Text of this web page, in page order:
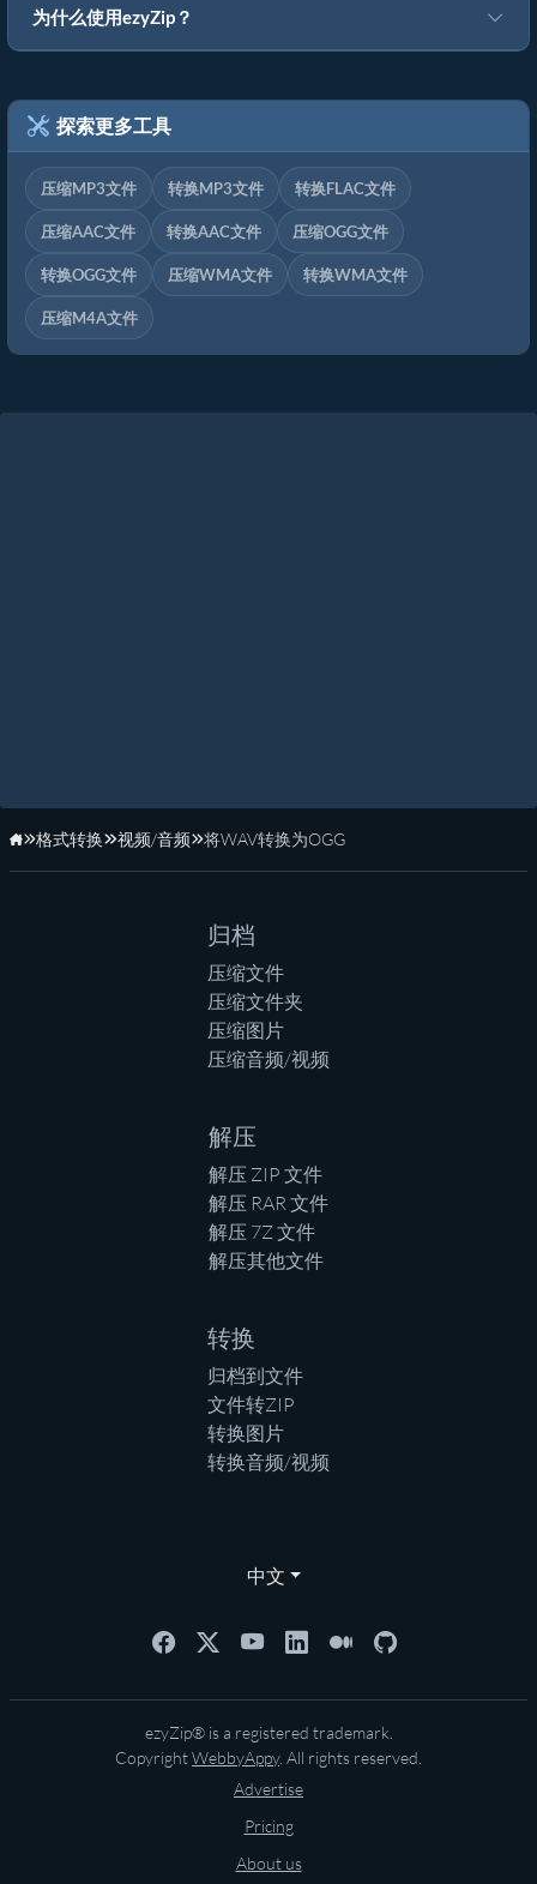
为什么使用ezyZip？
探索更多工具
压缩MP3文件 转换MP3文件 转换FLAC文件
压缩AAC文件 转换AAC文件 压缩OGG文件
转换OGG文件 压缩WMA文件 转换WMA文件
压缩M4A文件
主页
格式转换 视频/音频 将WAV转换为OGG
归档
压缩文件
压缩文件夹
压缩图片
压缩音频/视频
解压
解压 ZIP 文件
解压 RAR 文件
解压 7Z 文件
解压其他文件
转换
归档到文件
文件转ZIP
转换图片
转换音频/视频
中文
ezyZip® is a registered trademark.
CopyrightWebbyAppy. All rights reserved.
Advertise
Pricing
About us